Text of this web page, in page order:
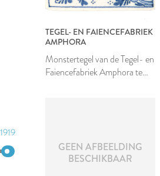
1919
1938
TEGEL- EN FAIENCEFABRIEK
AMPHORA
Monstertegel van de Tegel- en
Faiencefabriek Amphora te
GEEN AFBEELDING
BESCHIKBAAR